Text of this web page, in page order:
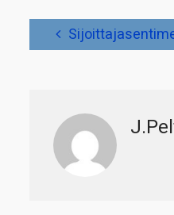
Artikkelien